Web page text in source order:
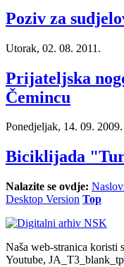
Poziv za
Utorak, 02. 08. 2011.
Prijateljska
Čemincu
Ponedjeljak, 14. 09. 2009.
Biciklijada
Nalazite se ovdje:
Desktop Version Top
Naša web-stranica koristi
Youtube,